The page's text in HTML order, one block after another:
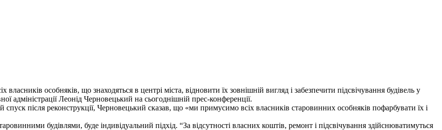
власників особняків, що знаходяться в центрі міста, відновити їх зовнішній вигляд і забезпечити підсвічування будівель у
адміністрації Леонід Черновецький на сьогоднішній прес-конференції.
після реконструкції, Черновецький сказав, що «ми примусимо всіх власників старовинних особняків пофарбувати їх і
будівлями, буде індивідуальний підхід. “За відсутності власних коштів, ремонт і підсвічування здійснюватимуться